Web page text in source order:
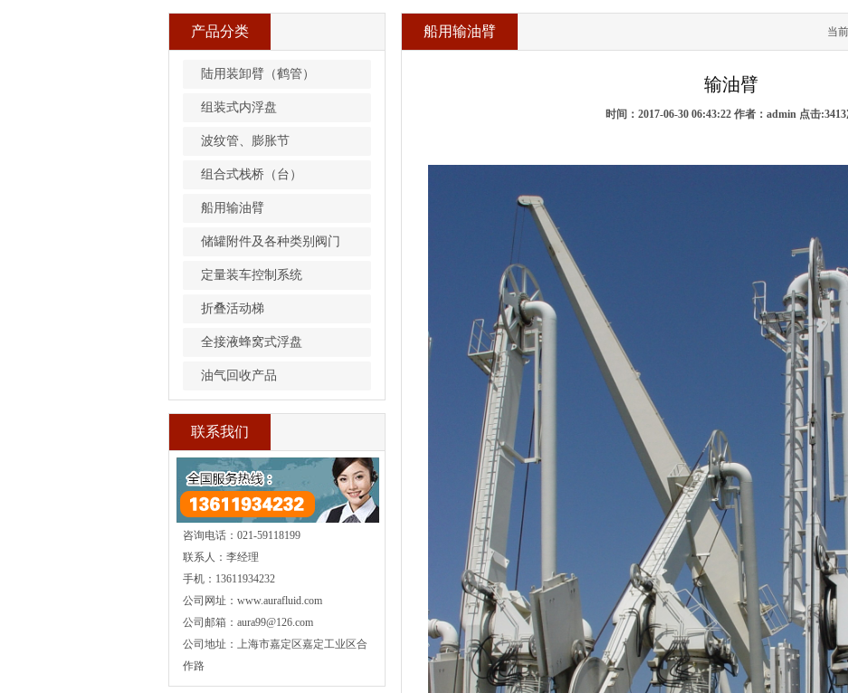
产品分类
陆用装卸臂（鹤管）
组装式内浮盘
波纹管、膨胀节
组合式栈桥（台）
船用输油臂
储罐附件及各种类别阀门
定量装车控制系统
折叠活动梯
全接液蜂窝式浮盘
油气回收产品
联系我们
咨询电话：021-59118199
联系人：李经理
手机：13611934232
公司网址：www.aurafluid.com
公司邮箱：aura99@126.com
公司地址：上海市嘉定区嘉定工业区合
作路
船用输油臂 当
输油臂
时间：2017-06-30 06:43:22 作者：admin 点击